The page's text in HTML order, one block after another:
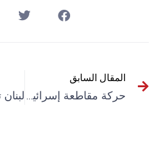
المقال السابق
حركة مقاطعة إسرائيل تطلق حملة ضد شركة “بوما” الألمانية